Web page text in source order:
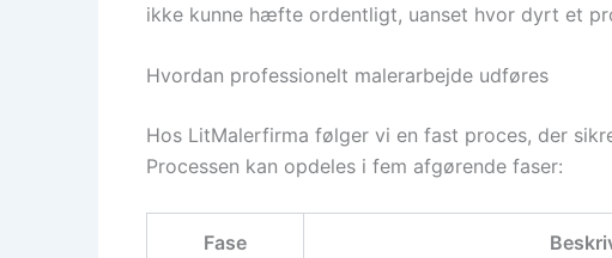
ikke kunne hæfte ordentligt, uanset hvor dyrt et
Hvordan professionelt malerarbejde udføres
Hos LitMalerfirma følger vi en fast proces, der
Processen kan opdeles i fem afgørende faser:
Fase